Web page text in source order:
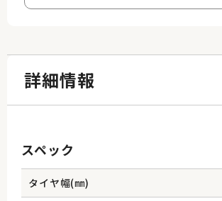
詳細情報
スペック
タイヤ幅(㎜)